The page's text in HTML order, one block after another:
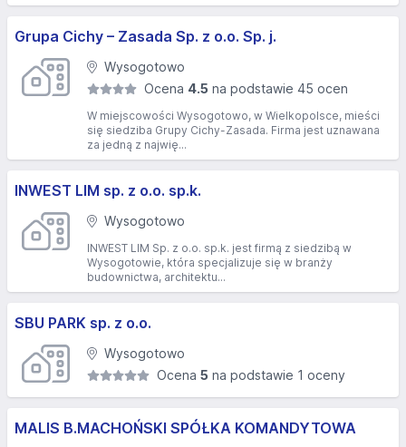
Grupa Cichy – Zasada Sp. z o.o. Sp. j.
Wysogotowo
Ocena 4.5 na podstawie 45 ocen
W miejscowości Wysogotowo, w Wielkopolsce, mieści
się siedziba Grupy Cichy-Zasada. Firma jest uznawana
za jedną z najwię...
INWEST LIM sp. z o.o. sp.k.
Wysogotowo
INWEST LIM Sp. z o.o. sp.k. jest firmą z siedzibą w
Wysogotowie, która specjalizuje się w branży
budownictwa, architektu...
SBU PARK sp. z o.o.
Wysogotowo
Ocena 5 na podstawie 1 oceny
MALIS B.MACHOŃSKI SPÓŁKA KOMANDYTOWA